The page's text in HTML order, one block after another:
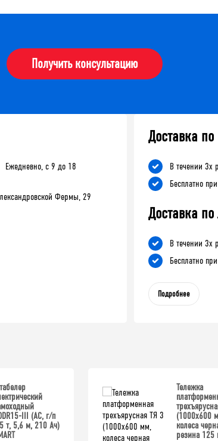
Получить консультацию
Ежедневно, с 9 до 18
Фермы, 29
Доставка
В течении 3х
Бесплатно
Доставка
В течении 3х
Бесплатно
Подробнее
III (AC, г/п
т, 5,6 м, 210 Ач)
Тележка
(1000x600
колеса
резина 125